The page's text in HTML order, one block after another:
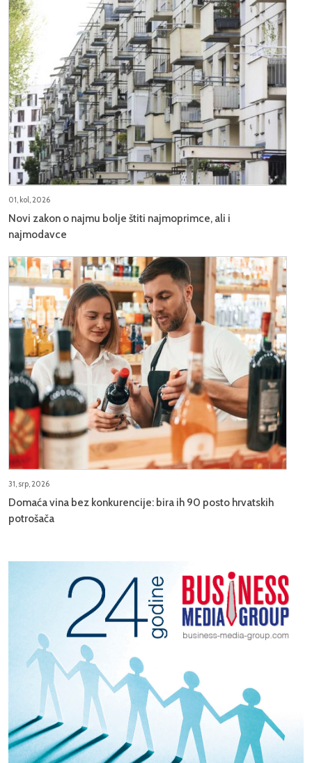
01, kol, 2026
Novi zakon o najmu bolje štiti najmoprimce, ali i
najmodavce
31, srp, 2026
Domaća vina bez konkurencije: bira ih 90 posto hrvatskih
potrošača